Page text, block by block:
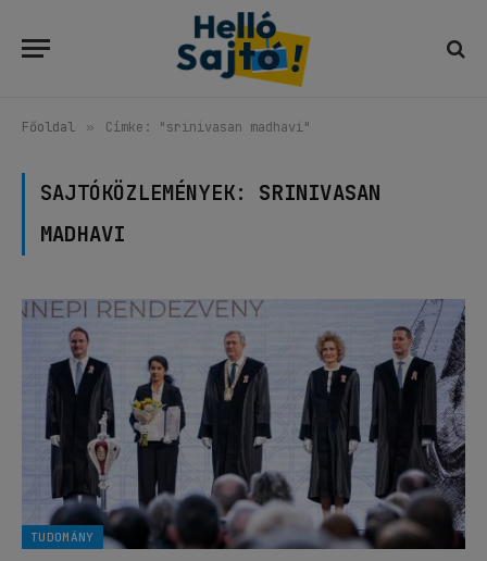
Főoldal » Címke: "srinivasan madhavi"
SAJTÓKÖZLEMÉNYEK: SRINIVASAN
MADHAVI
TUDOMÁNY